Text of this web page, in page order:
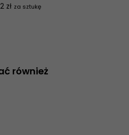
zł za sztukę
również